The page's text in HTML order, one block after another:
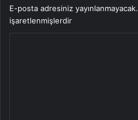
E-posta adresiniz yayınlanmayacak.
işaretlenmişlerdir